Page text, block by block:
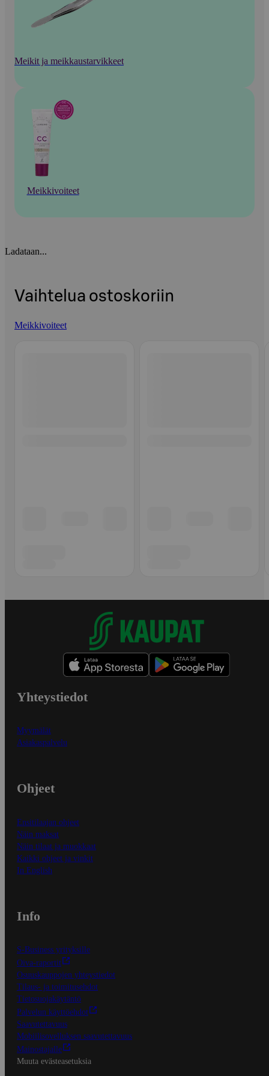
Meikit ja meikkaustarvikkeet
Meikkivoiteet
Ladataan...
Vaihtelua ostoskoriin
Meikkivoiteet
Yhteystiedot
Myymälät
Asiakaspalvelu
Ohjeet
Ensitilaajan ohjeet
Näin maksat
Näin tilaat ja muokkaat
Kaikki ohjeet ja vinkit
In English
Info
S-Business yrityksille
Oiva-raportit
Osuuskauppojen yhteystiedot
Tilaus- ja toimitusehdot
Tietosuojakäytäntö
Palvelun käyttöehdot
Saavutettavuus
Mobiilisovelluksen saavutettavuus
Mainostajalle
Muuta evästeasetuksia